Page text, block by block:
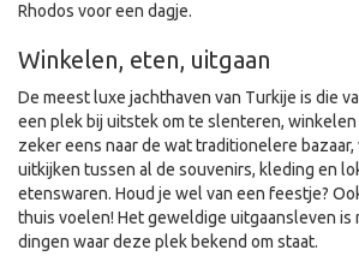
Rhodos voor een dagje.
Winkelen, eten, uitgaan
De meest luxe jachthaven van Turkije is die
een plek bij uitstek om te slenteren, winkelen
zeker eens naar de wat traditionelere
uitkijken tussen al de souvenirs, kleding en
etenswaren. Houd je wel van een feestje?
thuis voelen! Het geweldige uitgaansleven is
dingen waar deze plek bekend om staat.